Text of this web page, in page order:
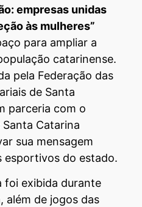
empresas unidas
às mulheres”
para ampliar a
catarinense.
pela Federação das
de Santa
parceria com o
Catarina
sua mensagem
esportivos do estado.
foi exibida durante
além de jogos das